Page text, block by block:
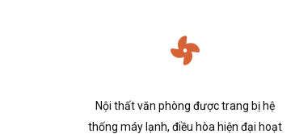
Nội thất văn phòng được trang bị hệ
thống máy lạnh, điều hòa hiện đại hoạt